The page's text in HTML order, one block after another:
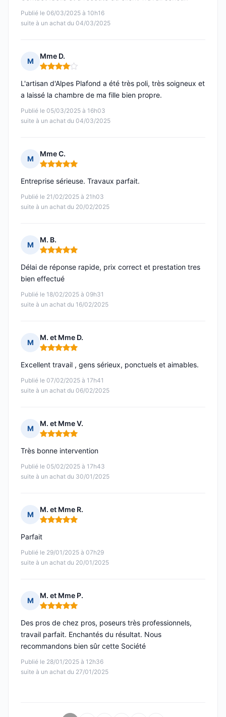
Publié le 06/03/2025 à 10h16
suite à un achat du 04/03/2025
M
Mme D.
Note : 4 sur 5
Publié le 05/03/2025 à 16h03
suite à un achat du 04/03/2025
L'artisan d'Alpes Plafond a été très poli, très soigneux et
a laissé la chambre de ma fille bien propre.
M
Mme C.
Note : 5 sur 5
Publié le 21/02/2025 à 21h03
suite à un achat du 20/02/2025
Entreprise sérieuse. Travaux parfait.
M
M. B.
Note : 5 sur 5
Publié le 18/02/2025 à 09h31
suite à un achat du 16/02/2025
Délai de réponse rapide, prix correct et prestation tres
bien effectué
M
M. et Mme D.
Note : 5 sur 5
Publié le 07/02/2025 à 17h41
suite à un achat du 06/02/2025
Excellent travail , gens sérieux, ponctuels et aimables.
M
M. et Mme V.
Note : 5 sur 5
Publié le 05/02/2025 à 17h43
suite à un achat du 30/01/2025
Très bonne intervention
M
M. et Mme R.
Note : 5 sur 5
Publié le 29/01/2025 à 07h29
suite à un achat du 20/01/2025
Parfait
M
M. et Mme P.
Note : 5 sur 5
Publié le 28/01/2025 à 12h36
suite à un achat du 27/01/2025
Des pros de chez pros, poseurs très professionnels,
travail parfait. Enchantés du résultat. Nous
recommandons bien sûr cette Société